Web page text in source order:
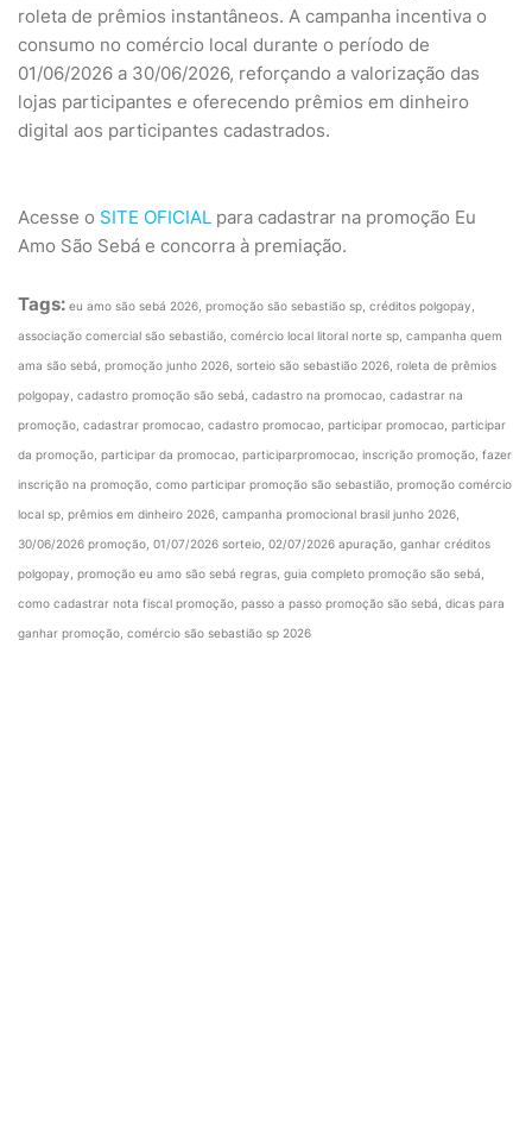
roleta de prêmios instantâneos. A campanha incentiva o
consumo no comércio local durante o período de
01/06/2026 a 30/06/2026, reforçando a valorização das
lojas participantes e oferecendo prêmios em dinheiro
digital aos participantes cadastrados.
Acesse o SITE OFICIAL para cadastrar na promoção Eu
Amo São Sebá e concorra à premiação.
Tags: eu amo são sebá 2026, promoção são sebastião sp, créditos polgopay,
associação comercial são sebastião, comércio local litoral norte sp, campanha quem
ama são sebá, promoção junho 2026, sorteio são sebastião 2026, roleta de prêmios
polgopay, cadastro promoção são sebá, cadastro na promocao, cadastrar na
promoção, cadastrar promocao, cadastro promocao, participar promocao, participar
da promoção, participar da promocao, participarpromocao, inscrição promoção, fazer
inscrição na promoção, como participar promoção são sebastião, promoção comércio
local sp, prêmios em dinheiro 2026, campanha promocional brasil junho 2026,
30/06/2026 promoção, 01/07/2026 sorteio, 02/07/2026 apuração, ganhar créditos
polgopay, promoção eu amo são sebá regras, guia completo promoção são sebá,
como cadastrar nota fiscal promoção, passo a passo promoção são sebá, dicas para
ganhar promoção, comércio são sebastião sp 2026